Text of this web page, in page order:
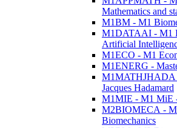
Mathematics and
M1BM - M1
M1DATAAI - M1
Artificial
M1ECO - M1
M1ENERG -
M1MATHJHADA
Jacques Hadamard
M1MIE - M1 MiE
M2BIOMECA -
Biomechanics